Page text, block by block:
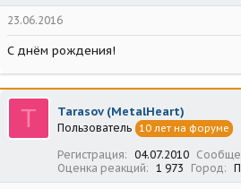
23.06.2016
С днём рождения!
T Tarasov (MetalHeart)
Пользователь 10 лет на форуме
Регистрация 04.07.2010
Оценка реакций
1 973 Город